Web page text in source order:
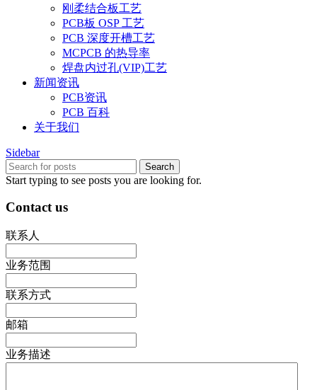
刚柔结合板工艺
PCB板 OSP 工艺
PCB 深度开槽工艺
MCPCB 的热导率
焊盘内过孔(VIP)工艺
新闻资讯
PCB资讯
PCB 百科
关于我们
Sidebar
Search
Start typing to see posts you are looking for.
Contact us
联系人
业务范围
联系方式
邮箱
业务描述